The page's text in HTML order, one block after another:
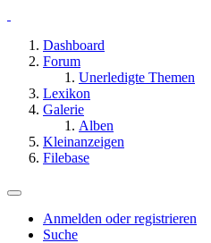
Dashboard
Forum
Unerledigte Themen
Lexikon
Galerie
Alben
Kleinanzeigen
Filebase
Anmelden oder registrieren
Suche